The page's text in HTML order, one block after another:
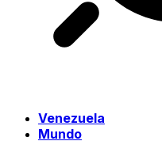
Venezuela
Mundo